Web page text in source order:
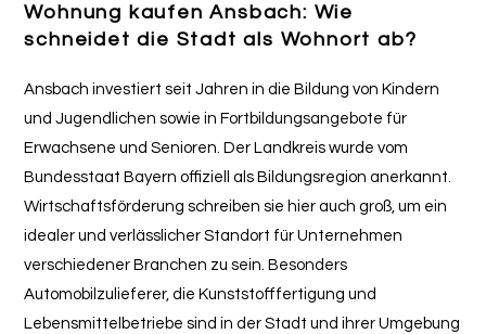
Wohnung kaufen Ansbach: Wie
schneidet die Stadt als Wohnort ab?
Ansbach investiert seit Jahren in die Bildung von Kindern
und Jugendlichen sowie in Fortbildungsangebote für
Erwachsene und Senioren. Der Landkreis wurde vom
Bundesstaat Bayern offiziell als Bildungsregion anerkannt.
Wirtschaftsförderung schreiben sie hier auch groß, um ein
idealer und verlässlicher Standort für Unternehmen
verschiedener Branchen zu sein. Besonders
Automobilzulieferer, die Kunststofffertigung und
Lebensmittelbetriebe sind in der Stadt und ihrer Umgebung